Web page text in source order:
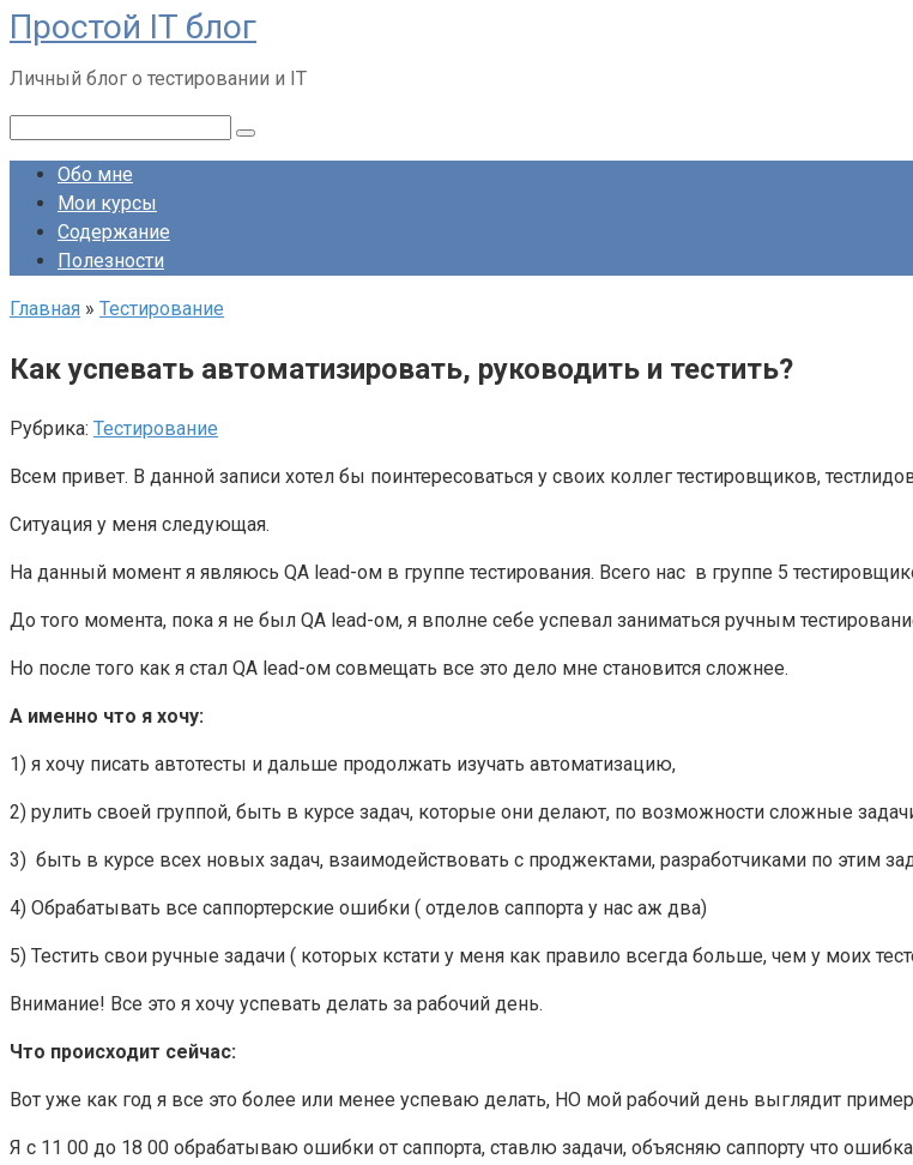
Перейти
к
контенту
Простой IT блог
Личный блог о тестировании и IT
Обо мне
Мои курсы
Содержание
Полезности
Главная » Тестирование
Как успевать автоматизировать, руководить и тестить?
Рубрика: Тестирование
Всем привет. В данной записи хотел бы поинтересоваться у своих коллег тестировщиков,
Ситуация у меня следующая.
На данный момент я являюсь QA lead-ом в группе тестирования. Всего нас в группе 5
До того момента, пока я не был QA lead-ом, я вполне себе успевал заниматься ручным
Но после того как я стал QA lead-ом совмещать все это дело мне становится сложнее.
А именно что я хочу:
1) я хочу писать автотесты и дальше продолжать изучать автоматизацию,
2) рулить своей группой, быть в курсе задач, которые они делают, по возможности сложные
3) быть в курсе всех новых задач, взаимодействовать с проджектами, разработчиками по этим
4) Обрабатывать все саппортерские ошибки ( отделов саппорта у нас аж два)
5) Тестить свои ручные задачи ( которых кстати у меня как правило всегда больше, чем у моих
Внимание! Все это я хочу успевать делать за рабочий день.
Что происходит сейчас:
Вот уже как год я все это более или менее успеваю делать, НО мой рабочий день выглядит
Я с 11 00 до 18 00 обрабатываю ошибки от саппорта, ставлю задачи, объясняю саппорту что